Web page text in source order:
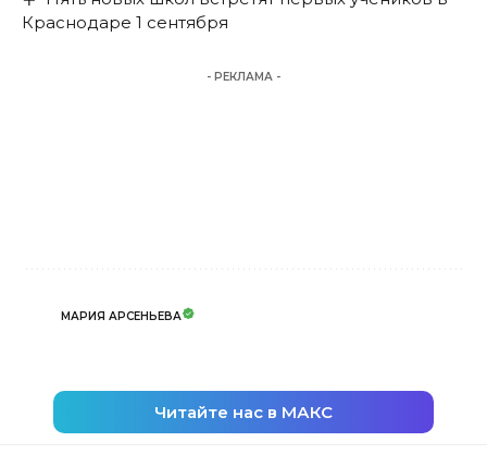
Краснодаре 1 сентября
- РЕКЛАМА -
МАРИЯ АРСЕНЬЕВА
Читайте нас в МАКС